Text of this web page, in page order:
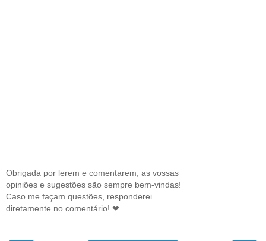
Obrigada por lerem e comentarem, as vossas
opiniões e sugestões são sempre bem-vindas!
Caso me façam questões, responderei
diretamente no comentário! ❤